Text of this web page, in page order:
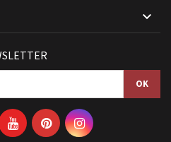
